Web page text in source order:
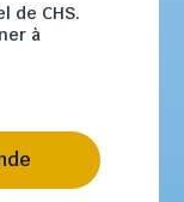
de CHS.
à